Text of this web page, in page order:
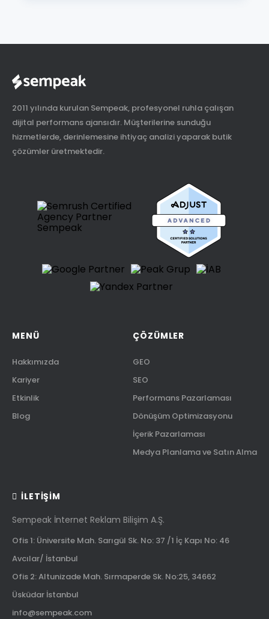
2011 yılında kurulan Sempeak, profesyonel ruhla çalışan
dijital performans ajansıdır. Müşterilerine sunduğu
hizmetlerde, derinlemesine ihtiyaç analizi yaparak butik
çözümler üretmektedir.
MENÜ
Hakkımızda
Kariyer
Etkinlik
Blog
ÇÖZÜMLER
GEO
SEO
Performans Pazarlaması
Dönüşüm Optimizasyonu
İçerik Pazarlaması
Medya Planlama ve Satın Alma
İLETIŞIM
Sempeak İnternet Reklam Bilişim A.Ş.
Ofis 1: Üniversite Mah. Sarıgül Sk. No: 37 /1 İç Kapı No: 46
Avcılar/ İstanbul
Ofis 2: Altunizade Mah. Sırmaperde Sk. No:25, 34662
Üsküdar İstanbul
info@sempeak.com